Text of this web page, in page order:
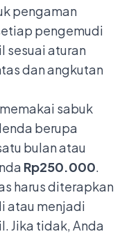
pengaman
pengemudi
sesuai aturan
dan angkutan
sabuk
berupa
bulan atau
Rp250.000.
harus diterapkan
atau menjadi
Jika tidak, Anda